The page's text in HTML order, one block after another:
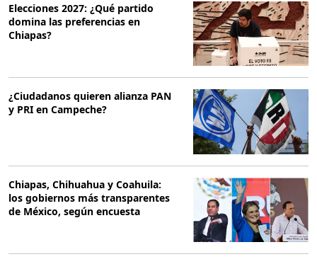
Elecciones 2027: ¿Qué partido
domina las preferencias en
Chiapas?
¿Ciudadanos quieren alianza PAN
y PRI en Campeche?
Chiapas, Chihuahua y Coahuila:
los gobiernos más transparentes
de México, según encuesta